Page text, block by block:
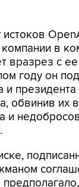
вразрез с
году он
и
обвинив их
и
и